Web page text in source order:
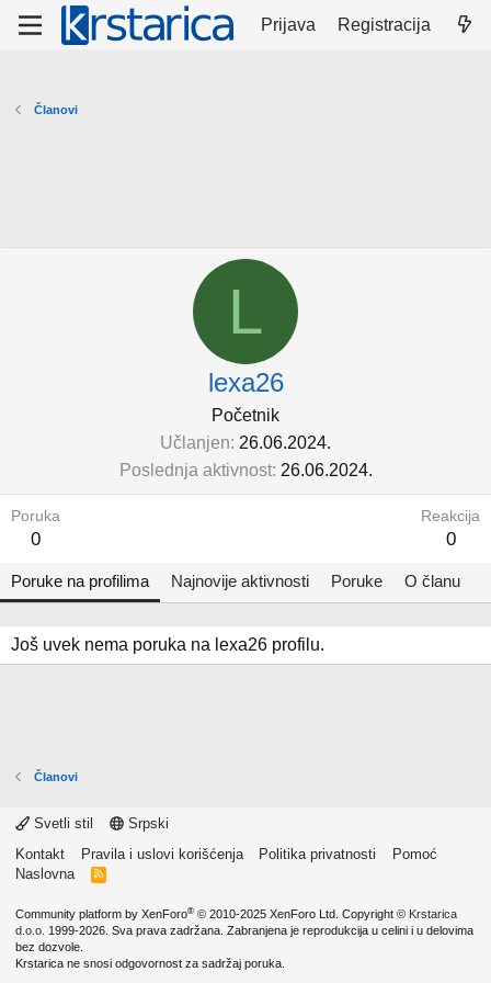
Prijava Registracija
Članovi
L
lexa26
Početnik
Učlanjen 26.06.2024.
Poslednja aktivnost 26.06.2024.
Poruka
0
Reakcija
0
Poruke na profilima Najnovije aktivnosti Poruke O članu
Još uvek nema poruka na lexa26 profilu.
Članovi
Svetli stil
Srpski
Kontakt
Pravila i uslovi korišćenja Politika privatnosti
Pomoć
Naslovna
R
Community platform by XenForo® © 2010-2025 XenForo Ltd. Copyright © Krstarica
d.o.o. 1999-2026. Sva prava zadržana. Zabranjena je reprodukcija u celini i u delovima
bez dozvole.
Krstarica ne snosi odgovornost za sadržaj poruka.